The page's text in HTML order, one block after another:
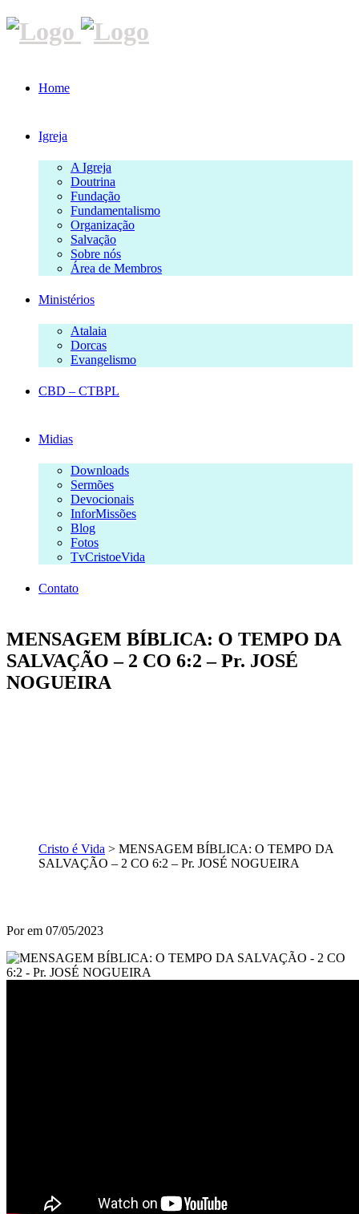
Home
Igreja
A Igreja
Doutrina
Fundação
Fundamentalismo
Organização
Salvação
Sobre nós
Área de Membros
Ministérios
Atalaia
Dorcas
Evangelismo
CBD – CTBPL
Midias
Downloads
Sermões
Devocionais
InforMissões
Blog
Fotos
TvCristoeVida
Contato
MENSAGEM BÍBLICA: O TEMPO DA
SALVAÇÃO – 2 CO 6:2 – Pr. JOSÉ
NOGUEIRA
Cristo é Vida > MENSAGEM BÍBLICA: O TEMPO DA
SALVAÇÃO – 2 CO 6:2 – Pr. JOSÉ NOGUEIRA
Porem 07/05/2023